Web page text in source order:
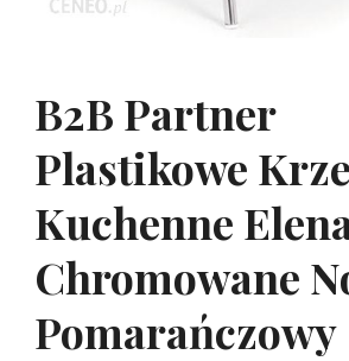
B2B Partner
Plastikowe
Kuchenne
Chromowane
Pomarańczowy